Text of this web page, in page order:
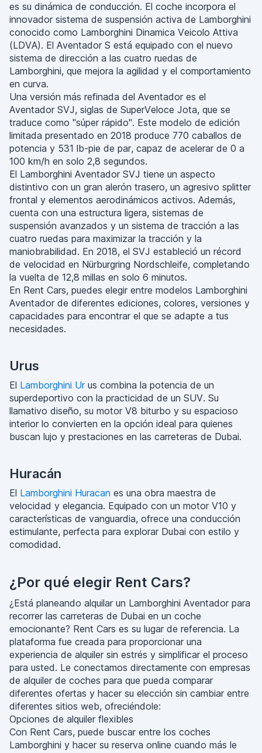
es su dinámica de conducción. El coche incorpora el
innovador sistema de suspensión activa de Lamborghini
conocido como Lamborghini Dinamica Veicolo Attiva
(LDVA). El Aventador S está equipado con el nuevo
sistema de dirección a las cuatro ruedas de
Lamborghini, que mejora la agilidad y el comportamiento
en curva.
Una versión más refinada del Aventador es el
Aventador SVJ, siglas de SuperVeloce Jota, que se
traduce como "súper rápido". Este modelo de edición
limitada presentado en 2018 produce 770 caballos de
potencia y 531 lb-pie de par, capaz de acelerar de 0 a
100 km/h en solo 2,8 segundos.
El Lamborghini Aventador SVJ tiene un aspecto
distintivo con un gran alerón trasero, un agresivo splitter
frontal y elementos aerodinámicos activos. Además,
cuenta con una estructura ligera, sistemas de
suspensión avanzados y un sistema de tracción a las
cuatro ruedas para maximizar la tracción y la
maniobrabilidad. En 2018, el SVJ estableció un récord
de velocidad en Nürburgring Nordschleife, completando
la vuelta de 12,8 millas en solo 6 minutos.
En Rent Cars, puedes elegir entre modelos Lamborghini
Aventador de diferentes ediciones, colores, versiones y
capacidades para encontrar el que se adapte a tus
necesidades.
Urus
El Lamborghini Urus combina la potencia de un
superdeportivo con la practicidad de un SUV. Su
llamativo diseño, su motor V8 biturbo y su espacioso
interior lo convierten en la opción ideal para quienes
buscan lujo y prestaciones en las carreteras de Dubai.
Huracán
El Lamborghini Huracan es una obra maestra de
velocidad y elegancia. Equipado con un motor V10 y
características de vanguardia, ofrece una conducción
estimulante, perfecta para explorar Dubai con estilo y
comodidad.
¿Por qué elegir Rent Cars?
¿Está planeando alquilar un Lamborghini Aventador para
recorrer las carreteras de Dubai en un coche
emocionante? Rent Cars es su lugar de referencia. La
plataforma fue creada para proporcionar una
experiencia de alquiler sin estrés y simplificar el proceso
para usted. Le conectamos directamente con empresas
de alquiler de coches para que pueda comparar
diferentes ofertas y hacer su elección sin cambiar entre
diferentes sitios web, ofreciéndole:
Opciones de alquiler flexibles
Con Rent Cars, puede buscar entre los coches
Lamborghini y hacer su reserva online cuando más le